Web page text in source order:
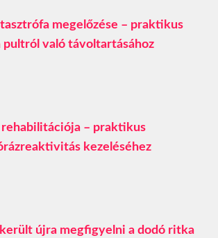
megelőzése – praktikus
való távoltartásához
– praktikus
kezeléséhez
újra megfigyelni a dodó ritka